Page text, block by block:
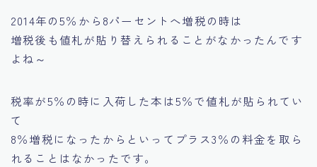
2014年の5％から8パーセントへ増税の時は
増税後も値札が貼り替えられることがなかったんです
よね～
税率が5％の時に入荷した本は5％で値札が貼られてい
て
8％増税になったからといってプラス3％の料金を取ら
れることはなかったです。